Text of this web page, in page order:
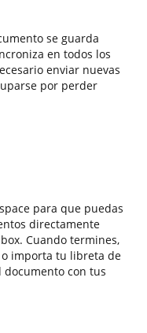
se guarda
en todos los
enviar nuevas
por perder
para que puedas
directamente
Cuando termines,
o importa tu libreta de
documento con tus